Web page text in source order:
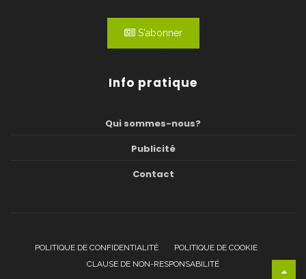
S'abonner
Info pratique
Qui sommes-nous?
Publicité
Contact
POLITIQUE DE CONFIDENTIALITÉ
POLITIQUE DE COOKIE
CLAUSE DE NON-RESPONSABILITÉ